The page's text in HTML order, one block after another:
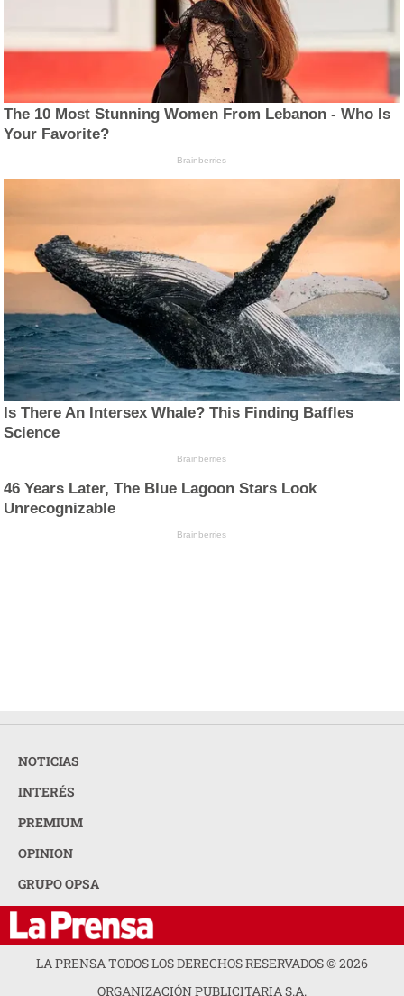
The 10 Most Stunning Women From Lebanon - Who Is
Your Favorite?
Brainberries
Is There An Intersex Whale? This Finding Baffles
Science
Brainberries
46 Years Later, The Blue Lagoon Stars Look
Unrecognizable
Brainberries
NOTICIAS
INTERÉS
PREMIUM
OPINION
GRUPO OPSA
LA PRENSA TODOS LOS DERECHOS RESERVADOS ©2026
ORGANIZACIÓN PUBLICITARIA S.A.